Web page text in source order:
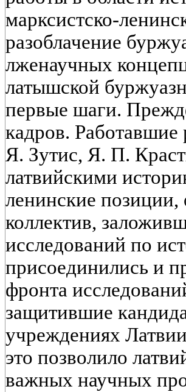
марксистско-
разоблачение
лженаучных
латышской
первые шаги.
кадров.
Я. Зутис, Я. П.
латвийскими
ленинские позиции,
коллектив,
исследований по
присоединились и
фронта
защитившие
учреждениях
это позволило
важных научных